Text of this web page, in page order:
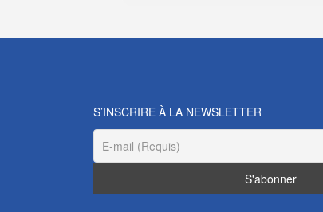
S’INSCRIRE À LA NEWSLETTER